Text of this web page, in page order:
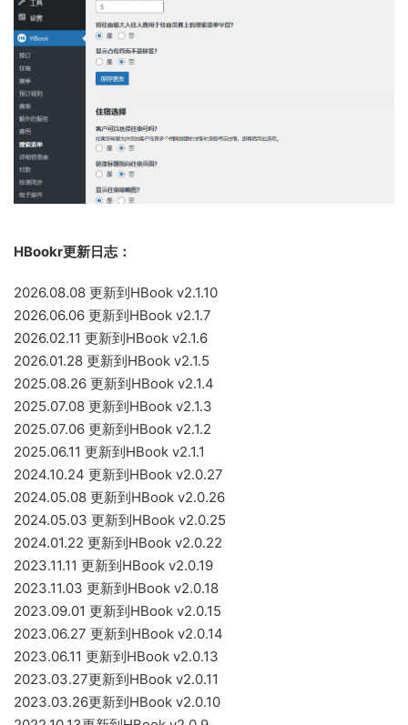
HBookr更新日志：
2026.08.08 更新到HBook v2.1.10
2026.06.06 更新到HBook v2.1.7
2026.02.11 更新到HBook v2.1.6
2026.01.28 更新到HBook v2.1.5
2025.08.26 更新到HBook v2.1.4
2025.07.08 更新到HBook v2.1.3
2025.07.06 更新到HBook v2.1.2
2025.06.11 更新到HBook v2.1.1
2024.10.24 更新到HBook v2.0.27
2024.05.08 更新到HBook v2.0.26
2024.05.03 更新到HBook v2.0.25
2024.01.22 更新到HBook v2.0.22
2023.11.11 更新到HBook v2.0.19
2023.11.03 更新到HBook v2.0.18
2023.09.01 更新到HBook v2.0.15
2023.06.27 更新到HBook v2.0.14
2023.06.11 更新到HBook v2.0.13
2023.03.27更新到HBook v2.0.11
2023.03.26更新到HBook v2.0.10